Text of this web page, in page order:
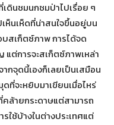
ดินชมนกชมป่าไปเรื่อย ๆ
ห็นเห็ดที่น่าสนใจขึ้นอยู่บน
สเก็ตซ์ภาพ การได้จด
ต่การจะสเก็ตซ์ภาพเหล่า
กจุดนี้เองก็เลยเป็นเสมือน
ที่จะหยิบมาเขียนเมื่อไหร่
ล้ายกระดาษแต่สามารถ
ใช้บ้างในต่างประเทศแต่